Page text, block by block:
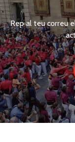
Rep al teu correu